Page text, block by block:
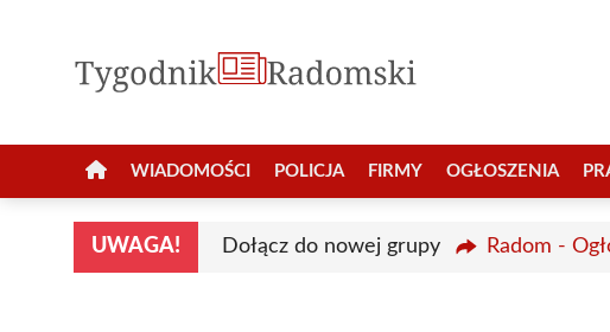
WIADOMOŚCI POLICJA FIRMY OGŁOSZENIA
UWAGA! Dołącz do nowej grupy Radom -